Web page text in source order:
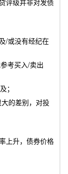
/或没有经纪在
考买入/卖出
；
的差别，对投
上升，债券价格